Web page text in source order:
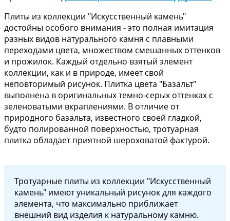
Плиты из коллекции "Искусственный камень"
достойны особого внимания - это полная имитация
разных видов натурального камня с плавными
переходами цвета, множеством смешанных оттенков
и прожилок. Каждый отдельно взятый элемент
коллекции, как и в природе, имеет свой
неповторимый рисунок. Плитка цвета "Базальт"
выполнена в оригинальных темно-серых оттенках с
зеленоватыми вкраплениями. В отличие от
природного базальта, известного своей гладкой,
будто полированной поверхностью, тротуарная
плитка обладает приятной шероховатой фактурой.
Тротуарные плиты из коллекции "Искусственный
камень" имеют уникальный рисунок для каждого
элемента, что максимально приближает
внешний вид изделия к натуральному камню.